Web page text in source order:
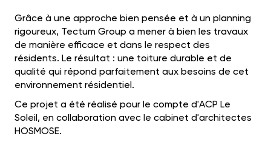
Grâce à une approche bien pensée et à un planning
rigoureux, Tectum Group a mener à bien les travaux
de manière efficace et dans le respect des
résidents. Le résultat : une toiture durable et de
qualité qui répond parfaitement aux besoins de cet
environnement résidentiel.
Ce projet a été réalisé pour le compte d'ACP Le
Soleil, en collaboration avec le cabinet d'architectes
HOSMOSE.